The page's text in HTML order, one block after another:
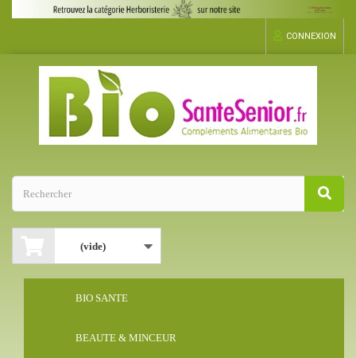
CONNEXION
(vide)
BIO SANTE
BEAUTE & MINCEUR